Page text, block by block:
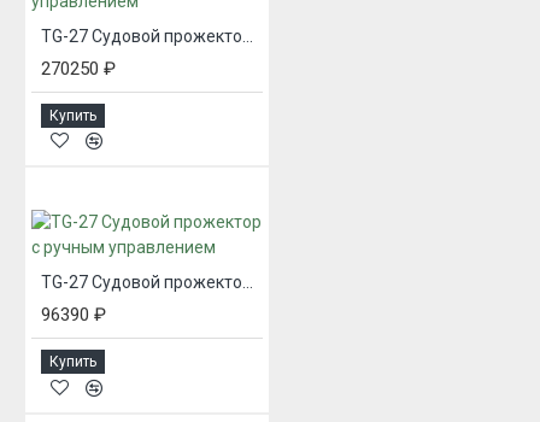
270250 ₽
Купить
TG-27 Судовой прожектор с ручным управлением
96390 ₽
Купить